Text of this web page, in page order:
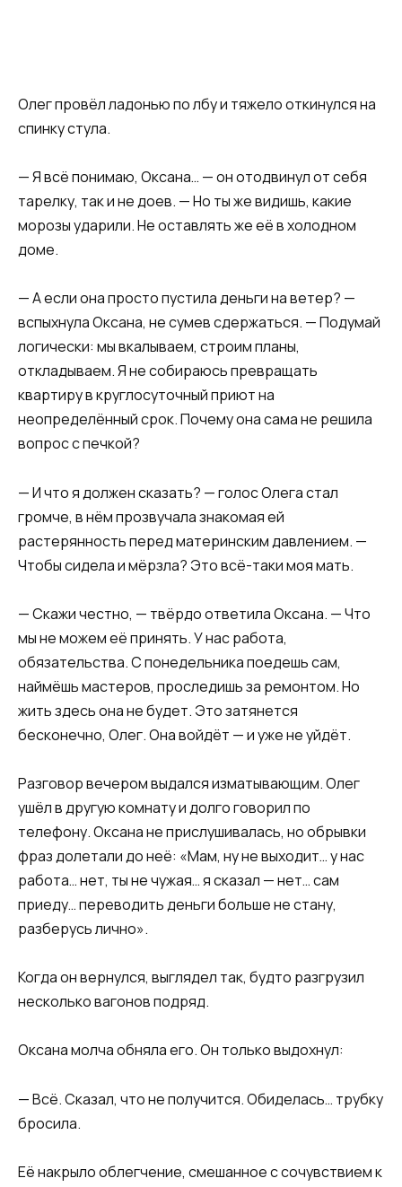
Олег провёл ладонью по лбу и тяжело откинулся на
спинку стула.
— Я всё понимаю, Оксана… — он отодвинул от себя
тарелку, так и не доев. — Но ты же видишь, какие
морозы ударили. Не оставлять же её в холодном
доме.
— А если она просто пустила деньги на ветер? —
вспыхнула Оксана, не сумев сдержаться. — Подумай
логически: мы вкалываем, строим планы,
откладываем. Я не собираюсь превращать
квартиру в круглосуточный приют на
неопределённый срок. Почему она сама не решила
вопрос с печкой?
— И что я должен сказать? — голос Олега стал
громче, в нём прозвучала знакомая ей
растерянность перед материнским давлением. —
Чтобы сидела и мёрзла? Это всё-таки моя мать.
— Скажи честно, — твёрдо ответила Оксана. — Что
мы не можем её принять. У нас работа,
обязательства. С понедельника поедешь сам,
наймёшь мастеров, проследишь за ремонтом. Но
жить здесь она не будет. Это затянется
бесконечно, Олег. Она войдёт — и уже не уйдёт.
Разговор вечером выдался изматывающим. Олег
ушёл в другую комнату и долго говорил по
телефону. Оксана не прислушивалась, но обрывки
фраз долетали до неё: «Мам, ну не выходит… у нас
работа… нет, ты не чужая… я сказал — нет… сам
приеду… переводить деньги больше не стану,
разберусь лично».
Когда он вернулся, выглядел так, будто разгрузил
несколько вагонов подряд.
Оксана молча обняла его. Он только выдохнул:
— Всё. Сказал, что не получится. Обиделась… трубку
бросила.
Её накрыло облегчение, смешанное с сочувствием к